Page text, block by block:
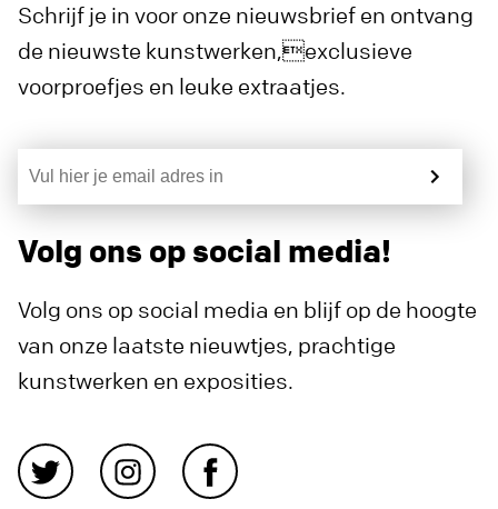
Schrijf je in voor onze nieuwsbrief en ontvang
de nieuwste kunstwerken,exclusieve
voorproefjes en leuke extraatjes.
Volg ons op social media!
Volg ons op social media en blijf op de hoogte
van onze laatste nieuwtjes, prachtige
kunstwerken en exposities.